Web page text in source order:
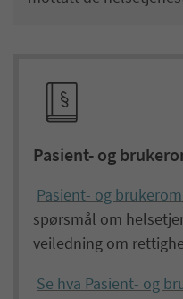
Pasient- og
Pasient- og
spørsmål om
veiledning om
Se hva Pasient- og